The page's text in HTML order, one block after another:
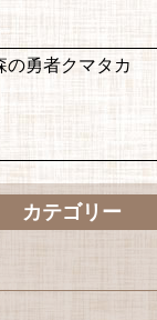
の勇者クマタカ
カテゴリー